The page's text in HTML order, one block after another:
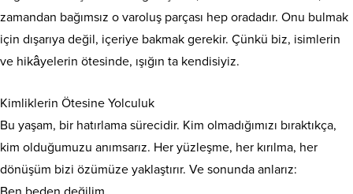
zamandan bağımsız o varoluş parçası hep oradadır. Onu bulmak
için dışarıya değil, içeriye bakmak gerekir. Çünkü biz, isimlerin
ve hikâyelerin ötesinde, ışığın ta kendisiyiz.
Kimliklerin Ötesine Yolculuk
Bu yaşam, bir hatırlama sürecidir. Kim olmadığımızı bıraktıkça,
kim olduğumuzu anımsarız. Her yüzleşme, her kırılma, her
dönüşüm bizi özümüze yaklaştırır. Ve sonunda anlarız: